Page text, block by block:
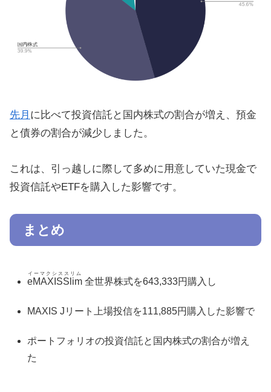
先月 に比べて投資信託と国内株式の割合が増え、預金
と債券の割合が減少しました。
これは、引っ越しに際して多めに用意していた現金で
投資信託やETFを購入した影響です。
まとめ
eMAXISSlim
イーマクシススリム
全世界株式を643,333円購入し
MAXIS Jリート上場投信を111,885円購入した影響で
ポートフォリオの投資信託と国内株式の割合が増え
た